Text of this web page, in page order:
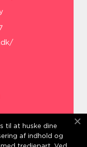
til at huske dine
af indhold og